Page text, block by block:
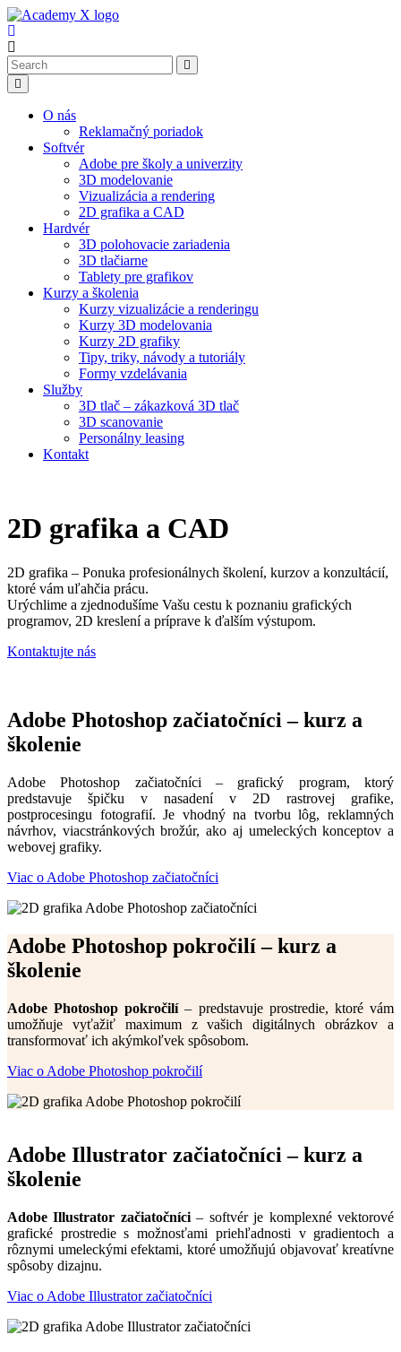
O nás
Reklamačný poriadok
Softvér
Adobe pre školy a univerzity
3D modelovanie
Vizualizácia a rendering
2D grafika a CAD
Hardvér
3D polohovacie zariadenia
3D tlačiarne
Tablety pre grafikov
Kurzy a školenia
Kurzy vizualizácie a renderingu
Kurzy 3D modelovania
Kurzy 2D grafiky
Tipy, triky, návody a tutoriály
Formy vzdelávania
Služby
3D tlač – zákazková 3D tlač
3D scanovanie
Personálny leasing
Kontakt
2D grafika a CAD
2D grafika – Ponuka profesionálnych školení, kurzov a konzultácií,
ktoré vám uľahčia prácu.
Urýchlime a zjednodušíme Vašu cestu k poznaniu grafických
programov, 2D kreslení a príprave k ďalším výstupom.
Kontaktujte nás
Adobe Photoshop začiatočníci – kurz a
školenie
Adobe Photoshop začiatočníci – grafický program, ktorý
predstavuje špičku v nasadení v 2D rastrovej grafike,
postprocesingu fotografií. Je vhodný na tvorbu lôg, reklamných
návrhov, viacstránkových brožúr, ako aj umeleckých konceptov a
webovej grafiky.
Viac o Adobe Photoshop začiatočníci
Adobe Photoshop pokročilí – kurz a
školenie
Adobe Photoshop pokročilí– predstavuje prostredie, ktoré vám
umožňuje vyťažiť maximum z vašich digitálnych obrázkov a
transformovať ich akýmkoľvek spôsobom.
Viac o Adobe Photoshop pokročilí
Adobe Illustrator začiatočníci – kurz a
školenie
Adobe Illustrator začiatočníci– softvér je komplexné vektorové
grafické prostredie s možnosťami priehľadnosti v gradientoch a
rôznymi umeleckými efektami, ktoré umožňujú objavovať kreatívne
spôsoby dizajnu.
Viac o Adobe Illustrator začiatočníci